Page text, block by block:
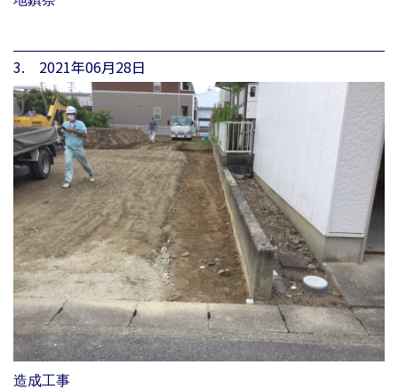
3. 2021年06月28日
造成工事